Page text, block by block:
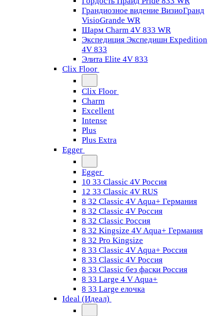
Грандиозное видение ВизиоГранд
VisioGrande WR
Шарм Charm 4V 833 WR
Экспедиция Экспедишн Expedition
4V 833
Элита Elite 4V 833
Clix Floor
Clix Floor
Charm
Excellent
Intense
Plus
Plus Extra
Egger
Egger
10 33 Classic 4V Россия
12 33 Classic 4V RUS
8 32 Classic 4V Aqua+ Германия
8 32 Classic 4V Россия
8 32 Classic Россия
8 32 Kingsize 4V Aqua+ Германия
8 32 Pro Kingsize
8 33 Classic 4V Aqua+ Россия
8 33 Classic 4V Россия
8 33 Classic без фаски Россия
8 33 Large 4 V Aqua+
8 33 Large елочка
Ideal (Идеал)